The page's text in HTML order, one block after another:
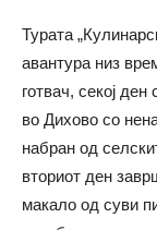
Турата
авантура низ
готвач, секој
во Дихово со
набран од
вториот ден
макало од суви